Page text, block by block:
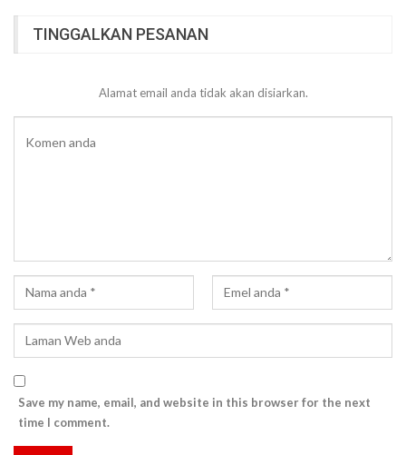
TINGGALKAN PESANAN
Alamat email anda tidak akan disiarkan.
Save my name, email, and website in this browser for the next
time I comment.